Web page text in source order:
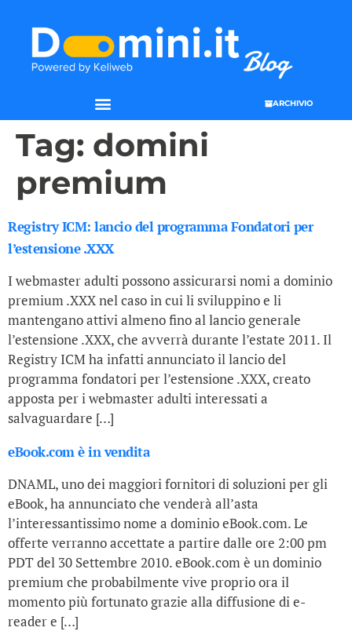
ARCHIVIO
Tag: domini
premium
Registry ICM: lancio del programma Fondatori per
l’estensione .XXX
I webmaster adulti possono assicurarsi nomi a dominio
premium .XXX nel caso in cui li sviluppino e li
mantengano attivi almeno fino al lancio generale
l’estensione .XXX, che avverrà durante l’estate 2011. Il
Registry ICM ha infatti annunciato il lancio del
programma fondatori per l’estensione .XXX, creato
apposta per i webmaster adulti interessati a
salvaguardare […]
eBook.com è in vendita
DNAML, uno dei maggiori fornitori di soluzioni per gli
eBook, ha annunciato che venderà all’asta
l’interessantissimo nome a dominio eBook.com. Le
offerte verranno accettate a partire dalle ore 2:00 pm
PDT del 30 Settembre 2010. eBook.com è un dominio
premium che probabilmente vive proprio ora il
momento più fortunato grazie alla diffusione di e-
reader e […]